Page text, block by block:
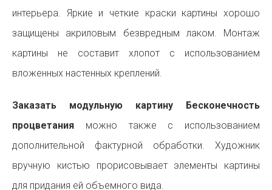
интерьера. Яркие и четкие краски картины хорошо
защищены акриловым безвредным лаком. Монтаж
картины не составит хлопот с использованием
вложенных настенных креплений.
Заказать модульную картину Бесконечность
процветания можно также с использованием
дополнительной фактурной обработки. Художник
вручную кистью прорисовывает элементы картины
для придания ей объемного вида.